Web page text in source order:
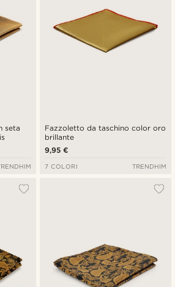
seta
Fazzoletto da taschino color oro
brillante
9,95 €
7 COLORI TRENDHIM